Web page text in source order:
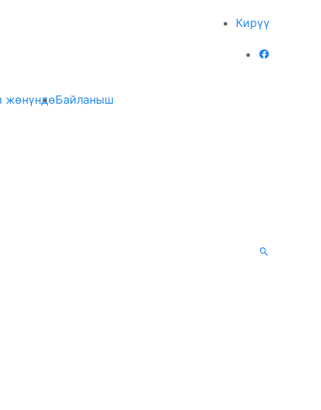
Кирүү
жөнүндөБайланыш